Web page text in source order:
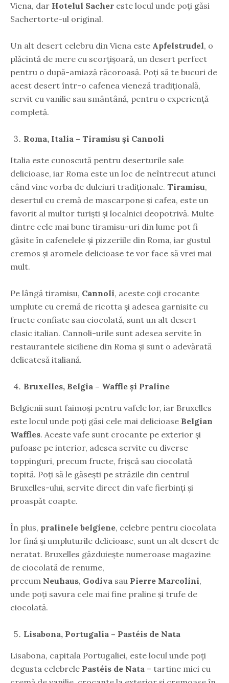
Viena, dar Hotelul Sacher este locul unde poți găsi
Sachertorte-ul original.
Un alt desert celebru din Viena este Apfelstrudel, o
plăcintă de mere cu scorțișoară, un desert perfect
pentru o după-amiază răcoroasă. Poți să te bucuri de
acest desert într-o cafenea vieneză tradițională,
servit cu vanilie sau smântână, pentru o experiență
completă.
Roma, Italia – Tiramisu și Cannoli
Italia este cunoscută pentru deserturile sale
delicioase, iar Roma este un loc de neîntrecut atunci
când vine vorba de dulciuri tradiționale. Tiramisu,
desertul cu cremă de mascarpone și cafea, este un
favorit al multor turiști și localnici deopotrivă. Multe
dintre cele mai bune tiramisu-uri din lume pot fi
găsite în cafenelele și pizzeriile din Roma, iar gustul
cremos și aromele delicioase te vor face să vrei mai
mult.
Pe lângă tiramisu, Cannoli, aceste coji crocante
umplute cu cremă de ricotta și adesea garnisite cu
fructe confiate sau ciocolată, sunt un alt desert
clasic italian. Cannoli-urile sunt adesea servite în
restaurantele siciliene din Roma și sunt o adevărată
delicatesă italiană.
Bruxelles, Belgia – Waffle și Praline
Belgienii sunt faimoși pentru vafele lor, iar Bruxelles
este locul unde poți găsi cele mai delicioase Belgian
Waffles. Aceste vafe sunt crocante pe exterior și
pufoase pe interior, adesea servite cu diverse
toppinguri, precum fructe, frișcă sau ciocolată
topită. Poți să le găsești pe străzile din centrul
Bruxelles-ului, servite direct din vafe fierbinți și
proaspăt coapte.
În plus, pralinele belgiene, celebre pentru ciocolata
lor fină și umpluturile delicioase, sunt un alt desert de
neratat. Bruxelles găzduiește numeroase magazine
de ciocolată de renume,
precum Neuhaus, Godiva sau Pierre Marcolini,
unde poți savura cele mai fine praline și trufe de
ciocolată.
Lisabona, Portugalia – Pastéis de Nata
Lisabona, capitala Portugaliei, este locul unde poți
degusta celebrele Pastéis de Nata – tartine mici cu